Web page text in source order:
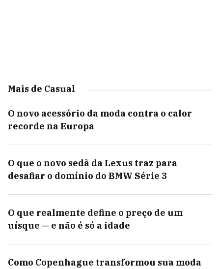
Mais de Casual
O novo acessório da moda contra o calor
recorde na Europa
O que o novo sedã da Lexus traz para
desafiar o domínio do BMW Série 3
O que realmente define o preço de um
uísque — e não é só a idade
Como Copenhague transformou sua moda